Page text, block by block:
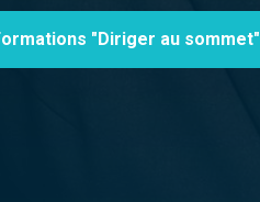
"Diriger au sommet"